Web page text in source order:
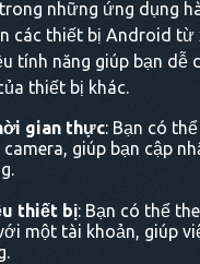
những ứng dụng
các thiết bị Android từ
tính năng giúp bạn dễ
thiết bị khác.
gian thực: Bạn có
giúp bạn cập
thiết bị: Bạn có thể
một tài khoản, giúp